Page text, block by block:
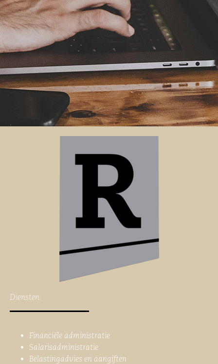
Diensten:
Financiële administratie
Salarisadministratie
Belastingadvies en aangiften